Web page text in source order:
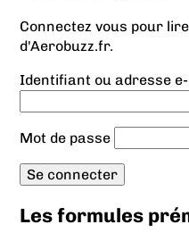
Connectez vous pour
d'Aerobuzz.fr.
Identifiant ou adresse
Mot de passe
Les formules